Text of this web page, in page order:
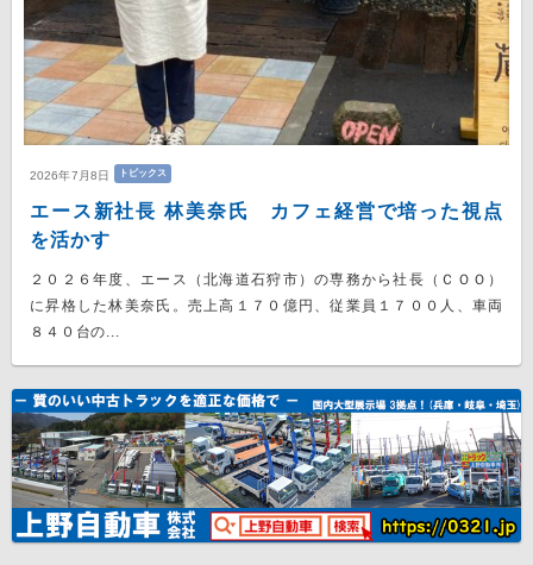
2026年7月8日 トピックス
エース新社長 林美奈氏 カフェ経営で培った視点
を活かす
２０２６年度、エース（北海道石狩市）の専務から社長（ＣＯＯ）
に昇格した林美奈氏。売上高１７０億円、従業員１７００人、車両
８４０台の...